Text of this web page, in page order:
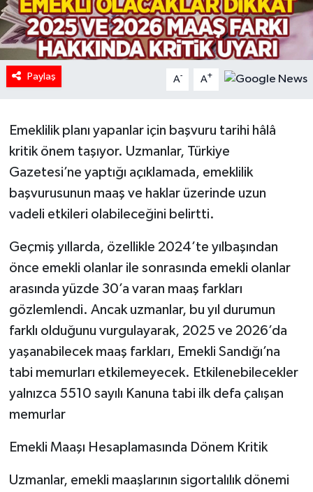
Paylaş A- A+
Emeklilik planı yapanlar için başvuru tarihi hâlâ
kritik önem taşıyor. Uzmanlar, Türkiye
Gazetesi’ne yaptığı açıklamada, emeklilik
başvurusunun maaş ve haklar üzerinde uzun
vadeli etkileri olabileceğini belirtti.
Geçmiş yıllarda, özellikle 2024’te yılbaşından
önce emekli olanlar ile sonrasında emekli olanlar
arasında yüzde 30’a varan maaş farkları
gözlemlendi. Ancak uzmanlar, bu yıl durumun
farklı olduğunu vurgulayarak, 2025 ve 2026’da
yaşanabilecek maaş farkları, Emekli Sandığı’na
tabi memurları etkilemeyecek. Etkilenebilecekler
yalnızca 5510 sayılı Kanuna tabi ilk defa çalışan
memurlar
Emekli Maaşı Hesaplamasında Dönem Kritik
Uzmanlar, emekli maaşlarının sigortalılık dönemi
İlginç
KÜLTÜR SANAT
MAGAZİN
POLİTİKA
SAĞLIK
Spor
Tarihi Yapılarımız
Teknoloji
Yerel